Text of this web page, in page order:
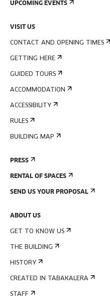
UPCOMING EVENTS
VISIT US
CONTACT AND OPENING TIMES
GETTING HERE
GUIDED TOURS
ACCOMMODATION
ACCESSIBILITY
RULES
BUILDING MAP
PRESS
RENTAL OF SPACES
SEND US YOUR PROPOSAL
ABOUT US
GET TO KNOW US
THE BUILDING
HISTORY
CREATED IN TABAKALERA
STAFF